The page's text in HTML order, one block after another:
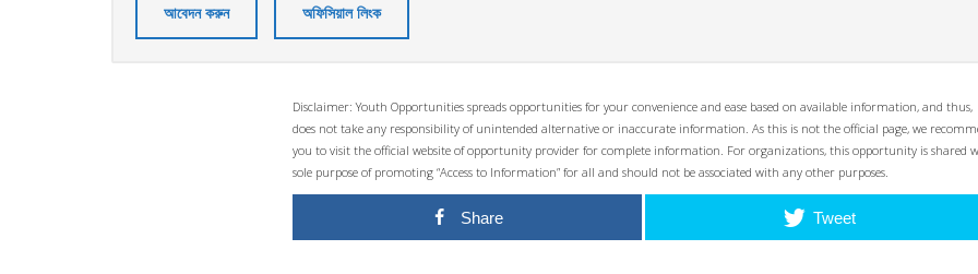
আবেদন করুন অফিসিয়াল লিংক
Disclaimer: Youth Opportunities spreads opportunities for your convenience and ease based on available information, and thus,
does not take any responsibility of unintended alternative or inaccurate information. As this is not the official page, we
you to visit the official website of opportunity provider for complete information. For organizations, this opportunity is shared
sole purpose of promoting “Access to Information” for all and should not be associated with any other purposes.
Share Tweet